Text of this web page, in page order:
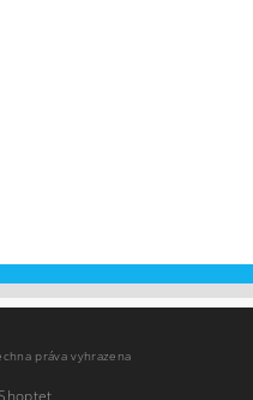
práva vyhrazena